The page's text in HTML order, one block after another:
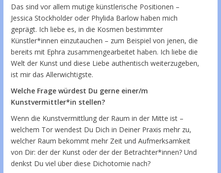
Das sind vor allem mutige künstlerische Positionen –
Jessica Stockholder oder Phylida Barlow haben mich
geprägt. Ich liebe es, in die Kosmen bestimmter
Künstler*innen einzutauchen – zum Beispiel von jenen, die
bereits mit Ephra zusammengearbeitet haben. Ich liebe die
Welt der Kunst und diese Liebe authentisch weiterzugeben,
ist mir das Allerwichtigste.
Welche Frage würdest Du gerne einer/m
Kunstvermittler*in stellen?
Wenn die Kunstvermittlung der Raum in der Mitte ist –
welchem Tor wendest Du Dich in Deiner Praxis mehr zu,
welcher Raum bekommt mehr Zeit und Aufmerksamkeit
von Dir: der der Kunst oder der der Betrachter*innen? Und
denkst Du viel über diese Dichotomie nach?